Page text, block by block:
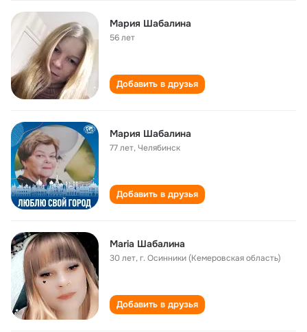
Мария Шабалина
56 лет
Добавить в друзья
Мария Шабалина
77 лет,Челябинск
Добавить в друзья
Maria Шабалина
30 лет,г. Осинники (Кемеровская область)
Добавить в друзья